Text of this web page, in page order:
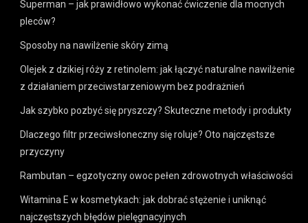
Superman – jak prawidłowo wykonać ćwiczenie dla mocnych
pleców?
Sposoby na nawilżenie skóry zimą
Olejek z dzikiej róży z retinolem: jak łączyć naturalne nawilżenie
z działaniem przeciwstarzeniowym bez podrażnień
Jak szybko pozbyć się pryszczy? Skuteczne metody i produkty
Dlaczego filtr przeciwsłoneczny się roluje? Oto najczęstsze
przyczyny
Rambutan – egzotyczny owoc pełen zdrowotnych właściwości
Witamina E w kosmetykach: jak dobrać stężenie i uniknąć
najczęstszych błędów pielęgnacyjnych